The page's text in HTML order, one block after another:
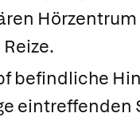
Hörzentrum
befindliche
eintreffenden